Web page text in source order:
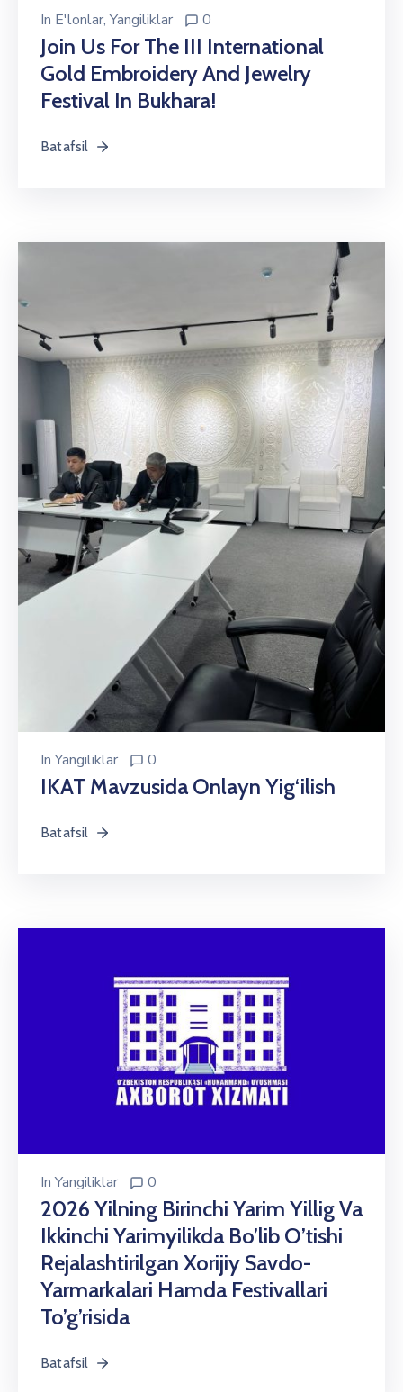
In E'lonlar‚Yangiliklar 0
Join Us For The III International
Gold Embroidery And Jewelry
Festival In Bukhara!
Batafsil
InYangiliklar 0
IKAT Mavzusida Onlayn Yig‘ilish
Batafsil
InYangiliklar 0
2026 Yilning Birinchi Yarim Yillig Va
Ikkinchi Yarimyilikda Bo’lib O’tishi
Rejalashtirilgan Xorijiy Savdo-
Yarmarkalari Hamda Festivallari
To’g’risida
Batafsil